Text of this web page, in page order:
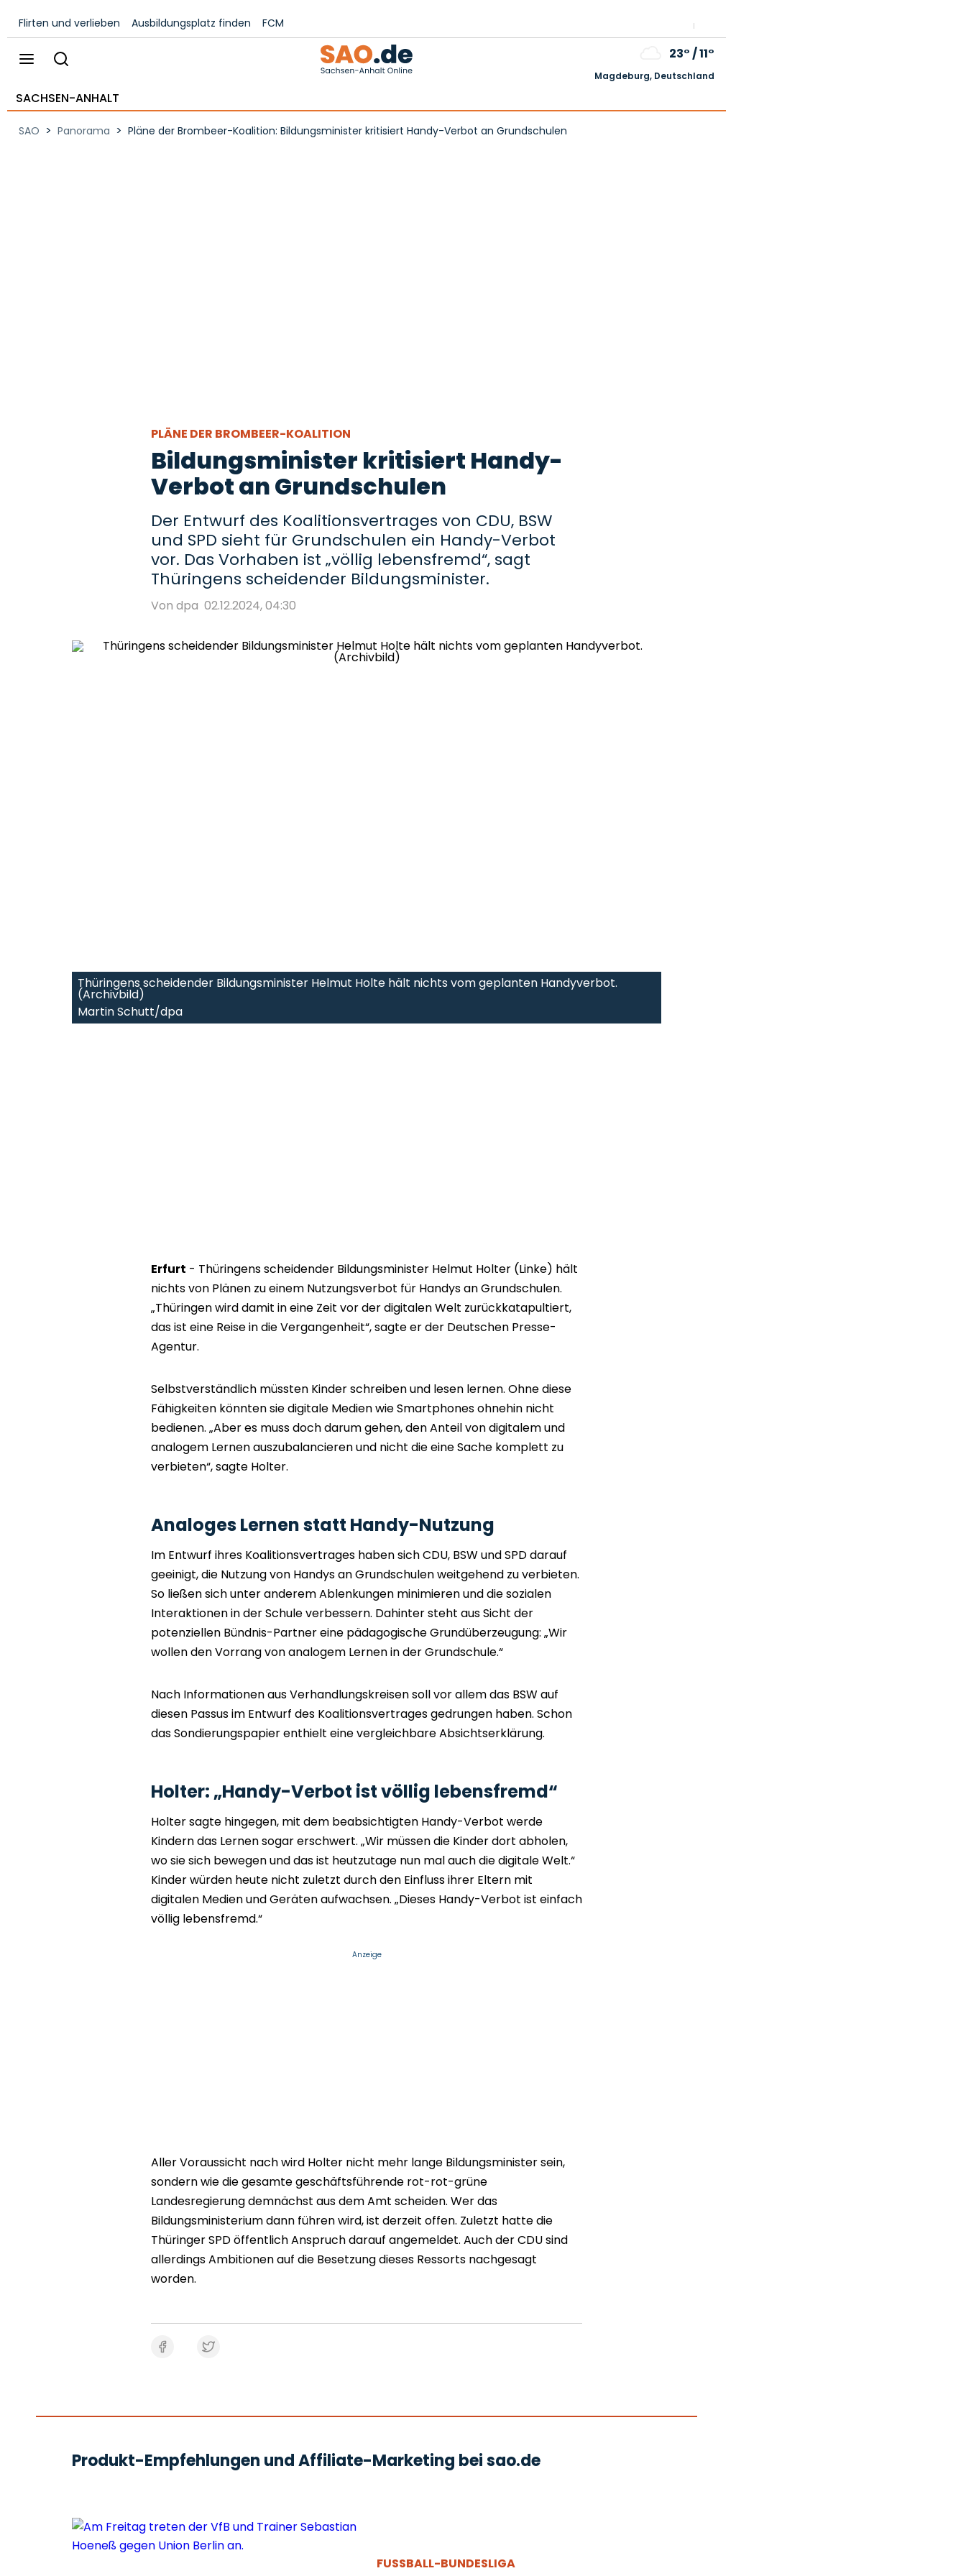
Flirten und verlieben Ausbildungsplatz finden FCM
23°/11°
Magdeburg, Deutschland
SACHSEN-ANHALT
SAO > Panorama > Pläne der Brombeer-Koalition: Bildungsminister kritisiert Handy-Verbot an Grundschulen
PLÄNE DER BROMBEER-KOALITION
Bildungsminister kritisiert Handy-
Verbot an Grundschulen
Der Entwurf des Koalitionsvertrages von CDU, BSW
und SPD sieht für Grundschulen ein Handy-Verbot
vor. Das Vorhaben ist „völlig lebensfremd“, sagt
Thüringens scheidender Bildungsminister.
Von dpa 02.12.2024, 04:30
Thüringens scheidender Bildungsminister Helmut Holte hält nichts vom geplanten Handyverbot.
(Archivbild)
Martin Schutt/dpa
Erfurt - Thüringens scheidender Bildungsminister Helmut Holter (Linke) hält
nichts von Plänen zu einem Nutzungsverbot für Handys an Grundschulen.
„Thüringen wird damit in eine Zeit vor der digitalen Welt zurückkatapultiert,
das ist eine Reise in die Vergangenheit“, sagte er der Deutschen Presse-
Agentur.
Selbstverständlich müssten Kinder schreiben und lesen lernen. Ohne diese
Fähigkeiten könnten sie digitale Medien wie Smartphones ohnehin nicht
bedienen. „Aber es muss doch darum gehen, den Anteil von digitalem und
analogem Lernen auszubalancieren und nicht die eine Sache komplett zu
verbieten“, sagte Holter.
Analoges Lernen statt Handy-Nutzung
Im Entwurf ihres Koalitionsvertrages haben sich CDU, BSW und SPD darauf
geeinigt, die Nutzung von Handys an Grundschulen weitgehend zu verbieten.
So ließen sich unter anderem Ablenkungen minimieren und die sozialen
Interaktionen in der Schule verbessern. Dahinter steht aus Sicht der
potenziellen Bündnis-Partner eine pädagogische Grundüberzeugung: „Wir
wollen den Vorrang von analogem Lernen in der Grundschule.“
Nach Informationen aus Verhandlungskreisen soll vor allem das BSW auf
diesen Passus im Entwurf des Koalitionsvertrages gedrungen haben. Schon
das Sondierungspapier enthielt eine vergleichbare Absichtserklärung.
Holter: „Handy-Verbot ist völlig lebensfremd“
Holter sagte hingegen, mit dem beabsichtigten Handy-Verbot werde
Kindern das Lernen sogar erschwert. „Wir müssen die Kinder dort abholen,
wo sie sich bewegen und das ist heutzutage nun mal auch die digitale Welt.“
Kinder würden heute nicht zuletzt durch den Einfluss ihrer Eltern mit
digitalen Medien und Geräten aufwachsen. „Dieses Handy-Verbot ist einfach
völlig lebensfremd.“
Anzeige
Aller Voraussicht nach wird Holter nicht mehr lange Bildungsminister sein,
sondern wie die gesamte geschäftsführende rot-rot-grüne
Landesregierung demnächst aus dem Amt scheiden. Wer das
Bildungsministerium dann führen wird, ist derzeit offen. Zuletzt hatte die
Thüringer SPD öffentlich Anspruch darauf angemeldet. Auch der CDU sind
allerdings Ambitionen auf die Besetzung dieses Ressorts nachgesagt
worden.
Produkt-Empfehlungen und Affiliate-Marketing bei sao.de
FUSSBALL-BUNDESLIGA